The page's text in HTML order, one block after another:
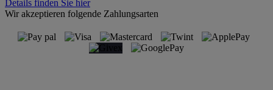
Details finden Sie hier
Wir akzeptieren folgende Zahlungsarten